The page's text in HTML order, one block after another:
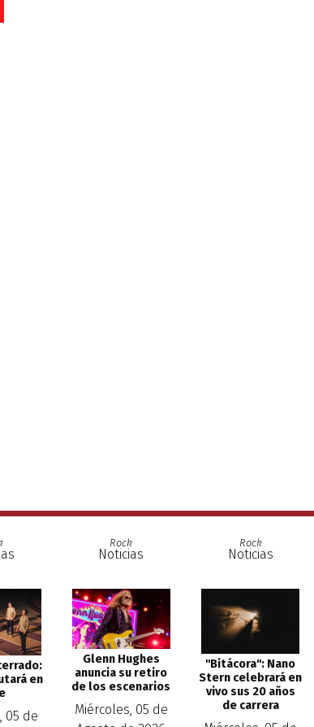
en
05 de
Rock
Noticias
Glenn Hughes
anuncia su retiro
de los escenarios
Miércoles, 05 de
Rock
Noticias
''Bitácora'': Nano
Stern celebrará en
vivo sus 20 años
de carrera